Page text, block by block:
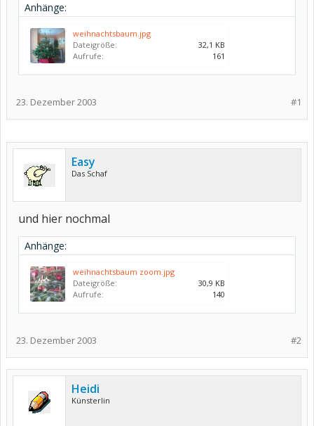
Anhänge:
weihnachtsbaum.jpg
Dateigröße:
32,1 KB
Aufrufe:
161
#1
23. Dezember 2003
Easy
Das Schaf
und hier nochmal
Anhänge:
weihnachtsbaum zoom.jpg
Dateigröße:
30,9 KB
Aufrufe:
140
#2
23. Dezember 2003
Heidi
Künsterlin